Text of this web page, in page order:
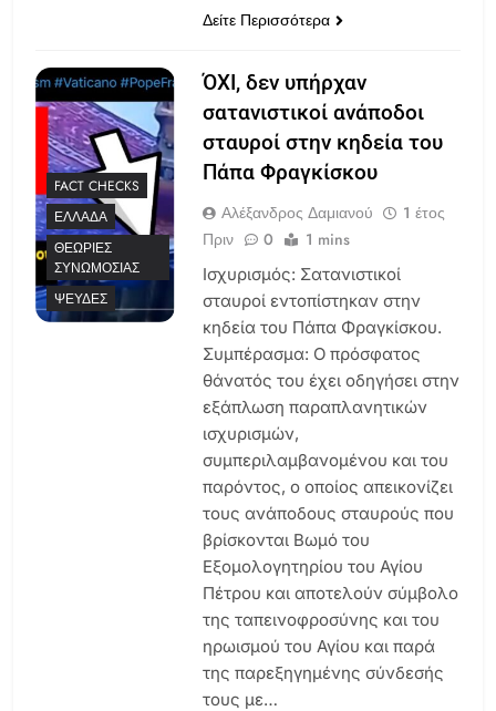
Δείτε Περισσότερα
FACT CHECKS
ΕΛΛΆΔΑ
ΘΕΩΡΊΕΣ
ΣΥΝΩΜΟΣΊΑΣ
ΨΕΥΔΈΣ
ΌΧΙ, δεν υπήρχαν
σατανιστικοί ανάποδοι
σταυροί στην κηδεία του
Πάπα Φραγκίσκου
Αλέξανδρος Δαμιανού
1 έτος
Πριν
0 1 mins
Ισχυρισμός: Σατανιστικοί
σταυροί εντοπίστηκαν στην
κηδεία του Πάπα Φραγκίσκου.
Συμπέρασμα: Ο πρόσφατος
θάνατός του έχει οδηγήσει στην
εξάπλωση παραπλανητικών
ισχυρισμών,
συμπεριλαμβανομένου και του
παρόντος, ο οποίος απεικονίζει
τους ανάποδους σταυρούς που
βρίσκονται Βωμό του
Εξομολογητηρίου του Αγίου
Πέτρου και αποτελούν σύμβολο
της ταπεινοφροσύνης και του
ηρωισμού του Αγίου και παρά
της παρεξηγημένης σύνδεσής
τους με…